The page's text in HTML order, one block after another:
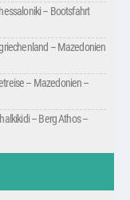
– Bootsfahrt
– Mazedonien
– Mazedonien –
– Berg Athos –